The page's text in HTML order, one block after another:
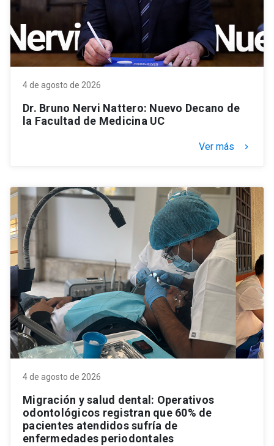
4 de agosto de 2026
Dr. Bruno Nervi Nattero: Nuevo Decano de
la Facultad de Medicina UC
Ver más keyboard_arrow_right
4 de agosto de 2026
Migración y salud dental: Operativos
odontológicos registran que 60% de
pacientes atendidos sufría de
enfermedades periodontales